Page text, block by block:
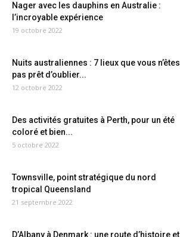
Nager avec les dauphins en Australie :
l’incroyable expérience
19 octobre 2022
Nuits australiennes : 7 lieux que vous n’êtes
pas prêt d’oublier...
12 octobre 2022
Des activités gratuites à Perth, pour un été
coloré et bien...
5 octobre 2022
Townsville, point stratégique du nord
tropical Queensland
21 septembre 2022
D’Albany à Denmark : une route d’histoire et